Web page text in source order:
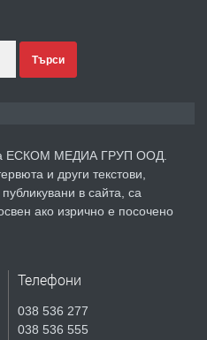
градина!
преди 3 дни
парцел в гр. Хасково кв.
Търси
ЕСКОМ МЕДИА ГРУП ООД.
и други текстови,
в сайта, са
ако изрично е посочено
Телефони
038 536 277
038 536 555